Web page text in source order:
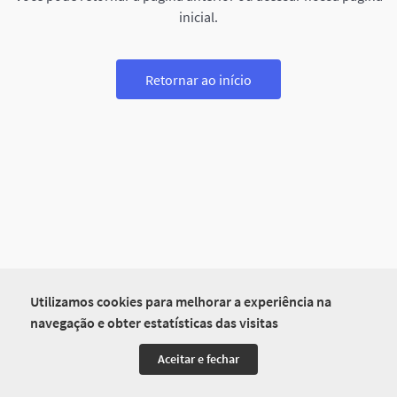
Utilizamos cookies para melhorar a experiência na
navegação e obter estatísticas das visitas
Aceitar e fechar
inicial.
Retornar ao início